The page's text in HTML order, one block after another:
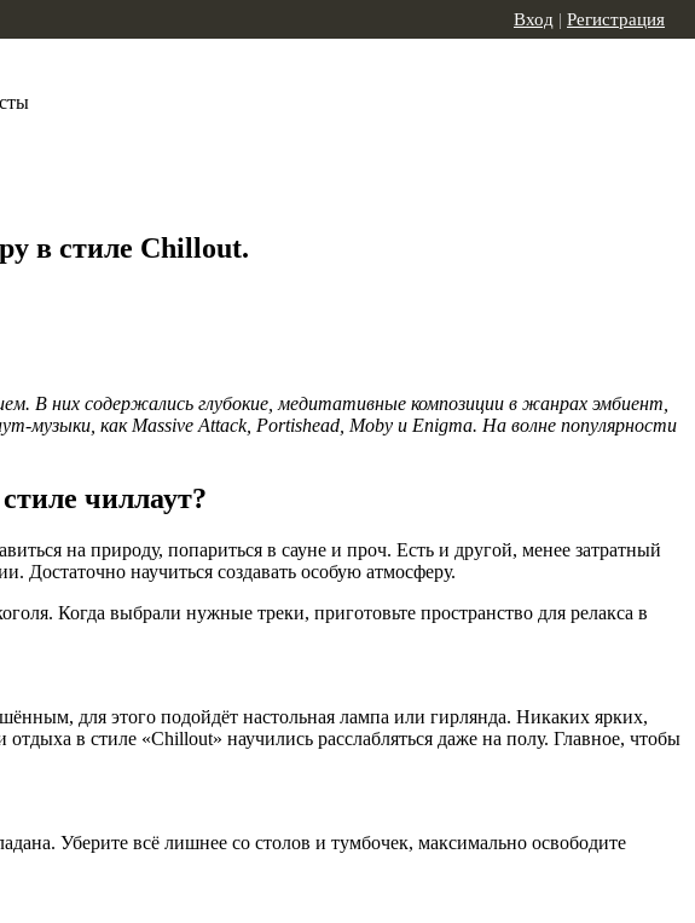
Вход | Регистрация
в стиле Chillout.
В них содержались глубокие, медитативные композиции в жанрах эмбиент,
как Massive Attack, Portishead, Moby и Enigma. На волне популярности
чиллаут?
на природу, попариться в сауне и проч. Есть и другой, менее затратный
научиться создавать особую атмосферу.
Когда выбрали нужные треки, приготовьте пространство для релакса в
для этого подойдёт настольная лампа или гирлянда. Никаких ярких,
в стиле «Chillout» научились расслабляться даже на полу. Главное, чтобы
Уберите всё лишнее со столов и тумбочек, максимально освободите